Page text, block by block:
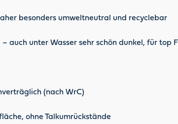
besonders umweltneutral und recyclebar
auch unter Wasser sehr schön dunkel, für top
(nach WrC)
ohne Talkumrückstände